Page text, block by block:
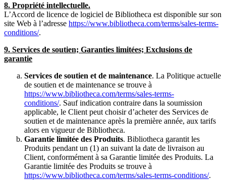
8. Propriété intellectuelle.
L’Accord de licence de logiciel de Bibliotheca est disponible sur son
site Web à l’adresse https://www.bibliotheca.com/terms/sales-terms-
conditions/.
9. Services de soutien; Garanties limitées; Exclusions de
garantie
Services de soutien et de maintenance. La Politique actuelle
de soutien et de maintenance se trouve à
https://www.bibliotheca.com/terms/sales-terms-
conditions/. Sauf indication contraire dans la soumission
applicable, le Client peut choisir d’acheter des Services de
soutien et de maintenance après la première année, aux tarifs
alors en vigueur de Bibliotheca.
Garantie limitée des Produits. Bibliotheca garantit les
Produits pendant un (1) an suivant la date de livraison au
Client, conformément à sa Garantie limitée des Produits. La
Garantie limitée des Produits se trouve à
https://www.bibliotheca.com/terms/sales-terms-conditions/.